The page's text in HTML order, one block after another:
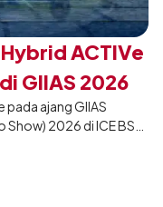
ACTIVe
GIIAS 2026
pada ajang GIIAS
2026 di ICE BSD
yang
inspirasi bagi
aktif.